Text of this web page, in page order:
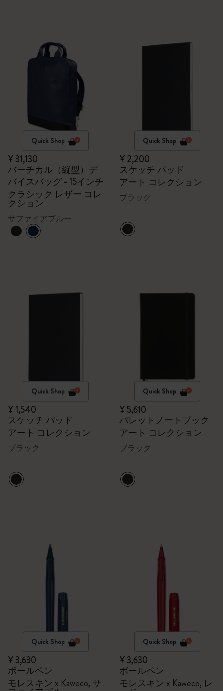
Quick Shop
¥ 31,130
バーチカル（縦型）デ
バイスバッグ - 15インチ
クラシック レザー コレ
クション
サファイアブルー
Quick Shop
¥ 2,200
スケッチ パッド
アート コレクション
ブラック
Quick Shop
¥ 1,540
スケッチ パッド
アート コレクション
ブラック
Quick Shop
¥ 5,610
バレットノートブック
アート コレクション
ブラック
Quick Shop
¥ 3,630
ボールペン
モレスキン x Kaweco, サ
Quick Shop
¥ 3,630
ボールペン
モレスキン x Kaweco, レ